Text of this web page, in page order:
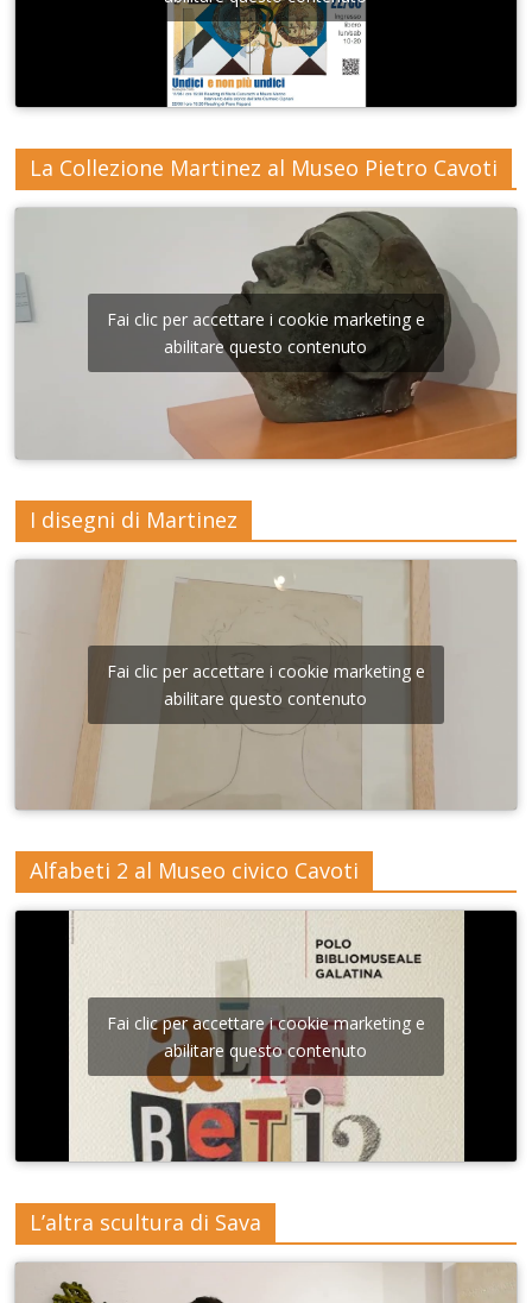
La Collezione Martinez al Museo Pietro Cavoti
Fai clic per accettare i cookie marketing e
abilitare questo contenuto
I disegni di Martinez
Fai clic per accettare i cookie marketing e
abilitare questo contenuto
Alfabeti 2 al Museo civico Cavoti
Fai clic per accettare i cookie marketing e
abilitare questo contenuto
L’altra scultura di Sava